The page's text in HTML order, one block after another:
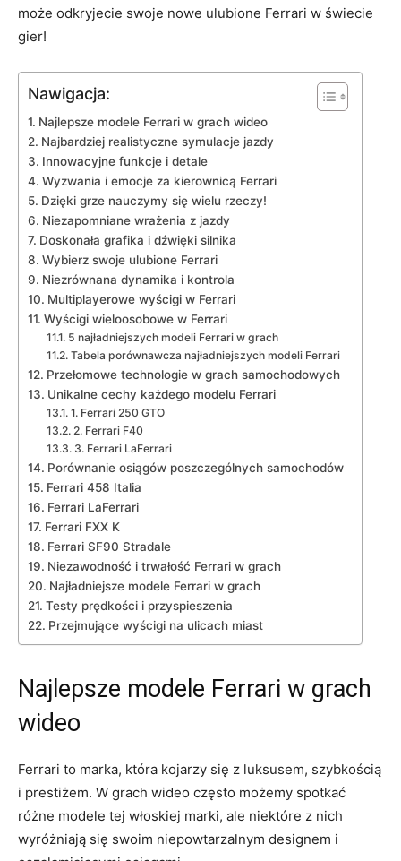
może odkryjecie swoje nowe ulubione Ferrari w świecie
gier!
Nawigacja:
Najlepsze ‍modele Ferrari ⁤w grach wideo
Najbardziej realistyczne symulacje jazdy
Innowacyjne funkcje i detale
Wyzwania i emocje za kierownicą Ferrari
Dzięki grze nauczymy się wielu rzeczy!
Niezapomniane wrażenia z jazdy
Doskonała grafika​ i dźwięki silnika
Wybierz swoje ulubione ⁣Ferrari
Niezrównana dynamika ⁤i kontrola
Multiplayerowe ‌wyścigi w Ferrari
Wyścigi wieloosobowe w ​Ferrari
5 najładniejszych⁢ modeli Ferrari w grach
Tabela⁢ porównawcza najładniejszych modeli Ferrari
Przełomowe technologie‍ w⁤ grach⁣ samochodowych
Unikalne cechy każdego ‍modelu Ferrari
1.⁢ Ferrari 250⁢ GTO
2. Ferrari F40
3. Ferrari LaFerrari
Porównanie osiągów ⁢poszczególnych samochodów
Ferrari 458⁣ Italia
Ferrari LaFerrari
Ferrari⁢ FXX K
Ferrari SF90 ⁣Stradale
Niezawodność ⁢i‌ trwałość Ferrari w grach
Najładniejsze modele Ferrari w‌ grach
Testy prędkości⁣ i przyspieszenia
Przejmujące wyścigi⁣ na ulicach miast
Najlepsze ‍modele Ferrari ⁤w grach
wideo
Ferrari to marka, która kojarzy się z luksusem, szybkością
i ‌prestiżem. W grach wideo często możemy spotkać
różne⁤ modele tej włoskiej marki, ale niektóre z nich
wyróżniają się swoim niepowtarzalnym designem i